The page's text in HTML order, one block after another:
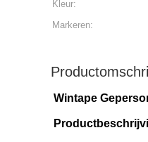
Kleur:
Markeren:
Wintape